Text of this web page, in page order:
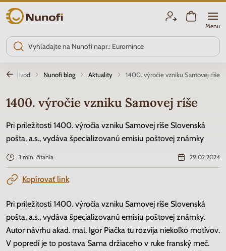
Nunofi.sk
Menu
Úvod Nunofi blog Aktuality 1400. výročie vzniku Samovej ríše
1400. výročie vzniku Samovej ríše
Pri príležitosti 1400. výročia vzniku Samovej ríše Slovenská
pošta, a.s., vydáva špecializovanú emisiu poštovej známky
3 min. čítania 29.02.2024
Kopírovať link
Pri príležitosti 1400. výročia vzniku Samovej ríše Slovenská
pošta, a.s., vydáva špecializovanú emisiu poštovej známky.
Autor návrhu akad. mal. Igor Piačka tu rozvíja niekoľko motívov.
V popredí je to postava Sama držiaceho v ruke franský meč.